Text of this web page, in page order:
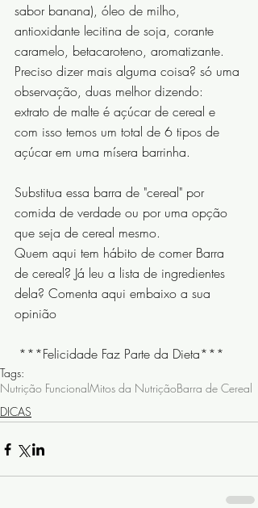
sabor banana), óleo de milho,
antioxidante lecitina de soja, corante
caramelo, betacaroteno, aromatizante.
Preciso dizer mais alguma coisa? só uma
observação, duas melhor dizendo:
extrato de malte é açúcar de cereal e
com isso temos um total de 6 tipos de
açúcar em uma mísera barrinha.
Substitua essa barra de "cereal" por
comida de verdade ou por uma opção
que seja de cereal mesmo.
Quem aqui tem hábito de comer Barra
de cereal? Já leu a lista de ingredientes
dela? Comenta aqui embaixo a sua
opinião
***Felicidade Faz Parte da Dieta***
Tags:
Nutrição FuncionalMitos da NutriçãoBarra de Cereal
DICAS